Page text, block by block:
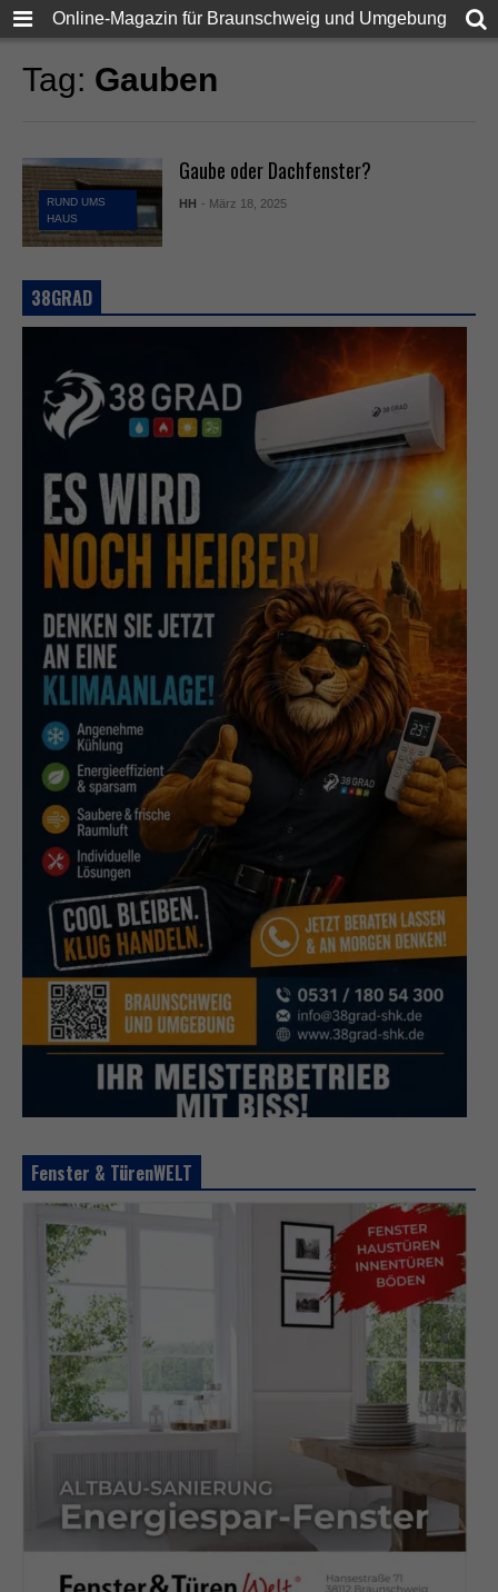
Online-Magazin für Braunschweig und Umgebung
Tag: Gauben
RUND UMS
HAUS
Gaube oder Dachfenster?
HH - März 18, 2025
38GRAD
Fenster & TürenWELT